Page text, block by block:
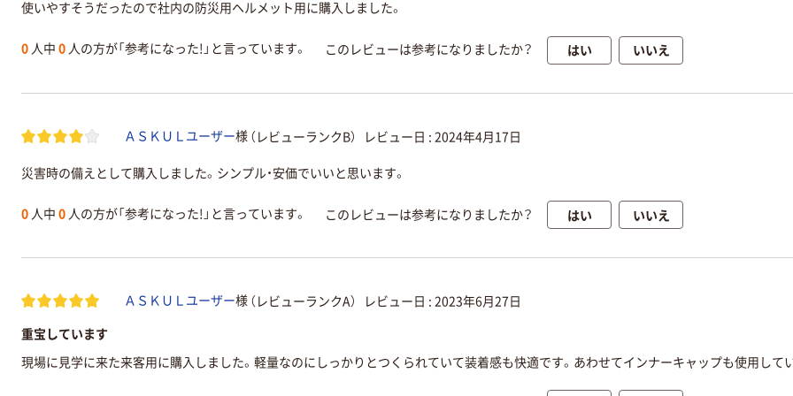
使いやすそうだったので社内の防災用ヘルメット用に購入しました。
0 人中 0 人の方が「参考になった!」と言っています。 このレビューは参考になりましたか？ はい いいえ
ＡＳＫＵＬユーザー様 （レビューランクB） レビュー日 : 2024年4月17日
災害時の備えとして購入しました。シンプル・安価でいいと思います。
0 人中 0 人の方が「参考になった!」と言っています。 このレビューは参考になりましたか？ はい いいえ
ＡＳＫＵＬユーザー様 （レビューランクA） レビュー日 : 2023年6月27日
重宝しています
現場に見学に来た来客用に購入しました。軽量なのにしっかりとつくられていて装着感も快適です。あわせてインナーキャップも使用して